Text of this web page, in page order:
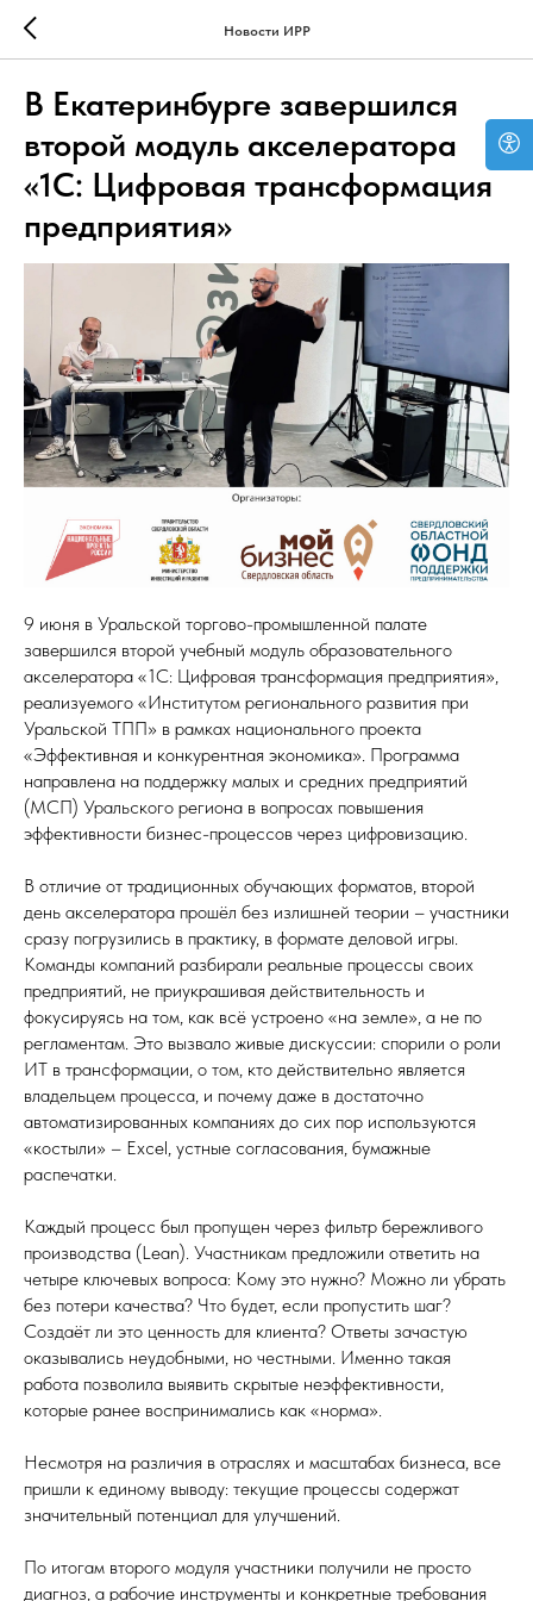
Новости ИРР
В Екатеринбурге завершился
второй модуль акселератора
«1С: Цифровая трансформация
предприятия»
9 июня в Уральской торгово-промышленной палате
завершился второй учебный модуль образовательного
акселератора «1С: Цифровая трансформация предприятия»,
реализуемого «Институтом регионального развития при
Уральской ТПП» в рамках национального проекта
«Эффективная и конкурентная экономика». Программа
направлена на поддержку малых и средних предприятий
(МСП) Уральского региона в вопросах повышения
эффективности бизнес-процессов через цифровизацию.
В отличие от традиционных обучающих форматов, второй
день акселератора прошёл без излишней теории – участники
сразу погрузились в практику, в формате деловой игры.
Команды компаний разбирали реальные процессы своих
предприятий, не приукрашивая действительность и
фокусируясь на том, как всё устроено «на земле», а не по
регламентам. Это вызвало живые дискуссии: спорили о роли
ИТ в трансформации, о том, кто действительно является
владельцем процесса, и почему даже в достаточно
автоматизированных компаниях до сих пор используются
«костыли» – Excel, устные согласования, бумажные
распечатки.
Каждый процесс был пропущен через фильтр бережливого
производства (Lean). Участникам предложили ответить на
четыре ключевых вопроса: Кому это нужно? Можно ли убрать
без потери качества? Что будет, если пропустить шаг?
Создаёт ли это ценность для клиента? Ответы зачастую
оказывались неудобными, но честными. Именно такая
работа позволила выявить скрытые неэффективности,
которые ранее воспринимались как «норма».
Несмотря на различия в отраслях и масштабах бизнеса, все
пришли к единому выводу: текущие процессы содержат
значительный потенциал для улучшений.
По итогам второго модуля участники получили не просто
диагноз, а рабочие инструменты и конкретные требования